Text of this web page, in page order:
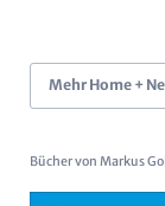
Mehr Home +
Bücher von Markus